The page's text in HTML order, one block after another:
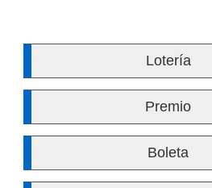
Lotería
Premio
Boleta